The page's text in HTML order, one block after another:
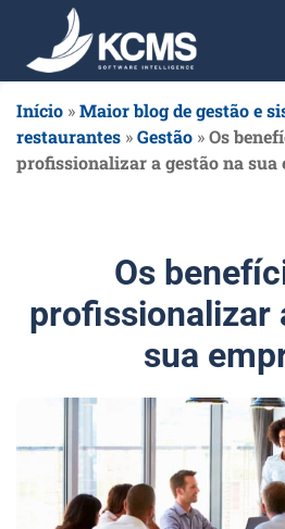
Início »Maior blog de gestão e
restaurantes »Gestão »Os
profissionalizar a gestão na sua
Os
profissionalizar
sua